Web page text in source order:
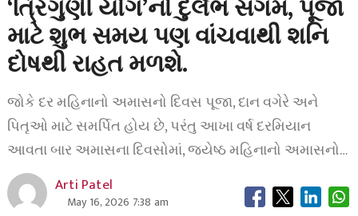
‘ત્રિગુણી યોગ’નો દુર્લભ સંગમ, પૂજા
માટે શુભ સમય પણ વાંચવાથી શનિ
દોષથી રાહત મળશે.
જોકે દર મહિનાનો અમાસનો દિવસ પૂજા, દાન વગેરે અને
પિતૃઓ માટે સમર્પિત હોય છે, પરંતુ આખા વર્ષ દરમિયાન
આવતા બાર અમાસના દિવસોમાં, જ્યેષ્ઠ મહિનાનો અમાસનો…
Arti Patel
May 16, 2026 7:38 am